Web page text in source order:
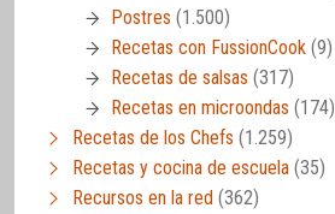
Postres (1.500)
Recetas con FussionCook (9)
Recetas de salsas (317)
Recetas en microondas (174)
Recetas de los Chefs (1.259)
Recetas y cocina de escuela (35)
Recursos en la red (362)